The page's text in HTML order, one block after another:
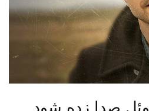
صدا زده شود